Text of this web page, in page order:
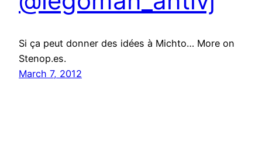
Si ça peut donner des idées à Michto… More on
Stenop.es.
March 7, 2012